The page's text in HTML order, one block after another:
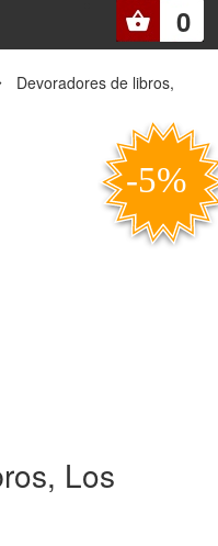
0
Devoradores de libros,
Los